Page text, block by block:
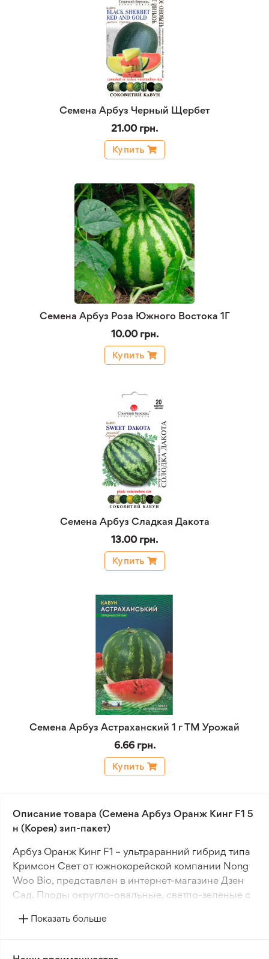
Семена Арбуз Черный Щербет
21.00 грн.
Купить
Семена Арбуз Роза Южного Востока 1Г
10.00 грн.
Купить
Семена Арбуз Сладкая Дакота
13.00 грн.
Купить
Семена Арбуз Астраханский 1 г ТМ Урожай
6.66 грн.
Купить
Описание товара (Семена Арбуз Оранж Кинг F1 5
н (Корея) зип-пакет)
Арбуз Оранж Кинг F1 – ультраранний гибрид типа
Кримсон Свет от южнокорейской компании Nong
Woo Bio, представлен в интернет-магазине Дзен
Сад. Плоды округло-овальные, светло-зеленые с
Мякоть ярко-желтая, нежная и сочная, без
сладостью (11–12%). Растение мощное, с густой
Показать больше